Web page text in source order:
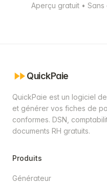
Aperçu gratuit • Sans
QuickPaie
QuickPaie est un logiciel
et générer vos fiches de
conformes. DSN,
documents RH gratuits.
Produits
Générateur